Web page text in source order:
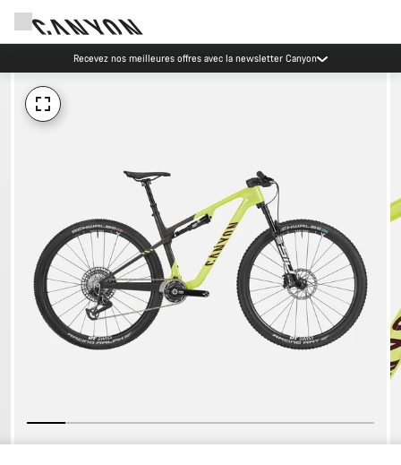
Recevez nos meilleures offres avec la newsletter Canyon